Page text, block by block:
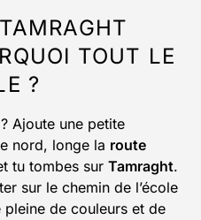
TOUT LE
?
Ajoute une petite
nord, longe la route
tu tombes sur Tamraght.
sur le chemin de l’école
de couleurs et de